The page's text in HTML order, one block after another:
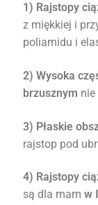
1) Rajstopy
z miękkiej i
poliamidu i
2) Wysoka
brzusznym nie
3) Płaskie
rajstop pod
4) Rajstopy
są dla mam w